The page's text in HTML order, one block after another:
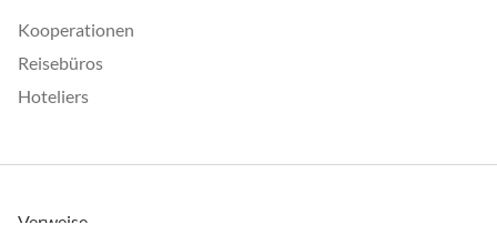
Kooperationen
Reisebüros
Hoteliers
Verweise